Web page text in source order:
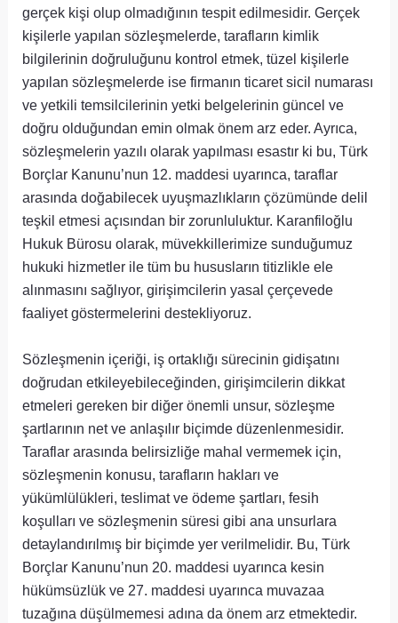
gerçek kişi olup olmadığının tespit edilmesidir. Gerçek
kişilerle yapılan sözleşmelerde, tarafların kimlik
bilgilerinin doğruluğunu kontrol etmek, tüzel kişilerle
yapılan sözleşmelerde ise firmanın ticaret sicil numarası
ve yetkili temsilcilerinin yetki belgelerinin güncel ve
doğru olduğundan emin olmak önem arz eder. Ayrıca,
sözleşmelerin yazılı olarak yapılması esastır ki bu, Türk
Borçlar Kanunu’nun 12. maddesi uyarınca, taraflar
arasında doğabilecek uyuşmazlıkların çözümünde delil
teşkil etmesi açısından bir zorunluluktur. Karanfiloğlu
Hukuk Bürosu olarak, müvekkillerimize sunduğumuz
hukuki hizmetler ile tüm bu hususların titizlikle ele
alınmasını sağlıyor, girişimcilerin yasal çerçevede
faaliyet göstermelerini destekliyoruz.
Sözleşmenin içeriği, iş ortaklığı sürecinin gidişatını
doğrudan etkileyebileceğinden, girişimcilerin dikkat
etmeleri gereken bir diğer önemli unsur, sözleşme
şartlarının net ve anlaşılır biçimde düzenlenmesidir.
Taraflar arasında belirsizliğe mahal vermemek için,
sözleşmenin konusu, tarafların hakları ve
yükümlülükleri, teslimat ve ödeme şartları, fesih
koşulları ve sözleşmenin süresi gibi ana unsurlara
detaylandırılmış bir biçimde yer verilmelidir. Bu, Türk
Borçlar Kanunu’nun 20. maddesi uyarınca kesin
hükümsüzlük ve 27. maddesi uyarınca muvazaa
tuzağına düşülmemesi adına da önem arz etmektedir.